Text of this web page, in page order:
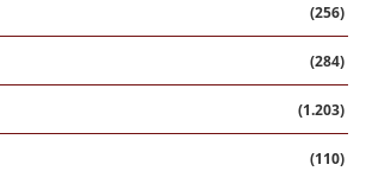
(256)
(284)
(1.203)
(110)